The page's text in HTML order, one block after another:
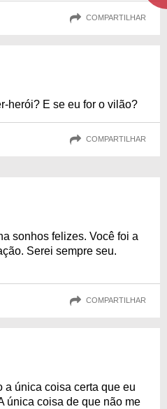
COMPARTILHAR
herói? E se eu for o vilão?
COMPARTILHAR
sonhos felizes. Você foi a
Serei sempre seu.
COMPARTILHAR
a única coisa certa que eu
única coisa de que não me